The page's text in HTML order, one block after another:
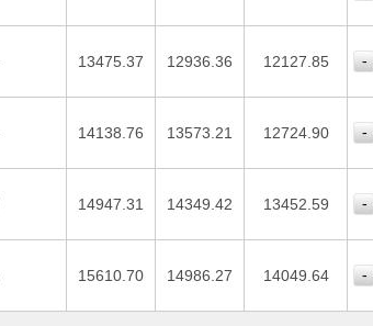
13475.37 12936.36 12127.85 -
14138.76 13573.21 12724.90 -
14947.31 14349.42 13452.59 -
15610.70 14986.27 14049.64 -